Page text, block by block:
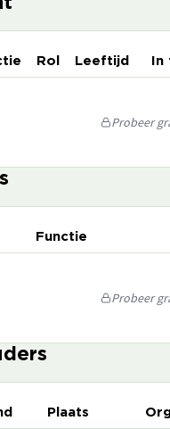
Rol Leeftijd
Probeer
Functie
Probeer
Plaats